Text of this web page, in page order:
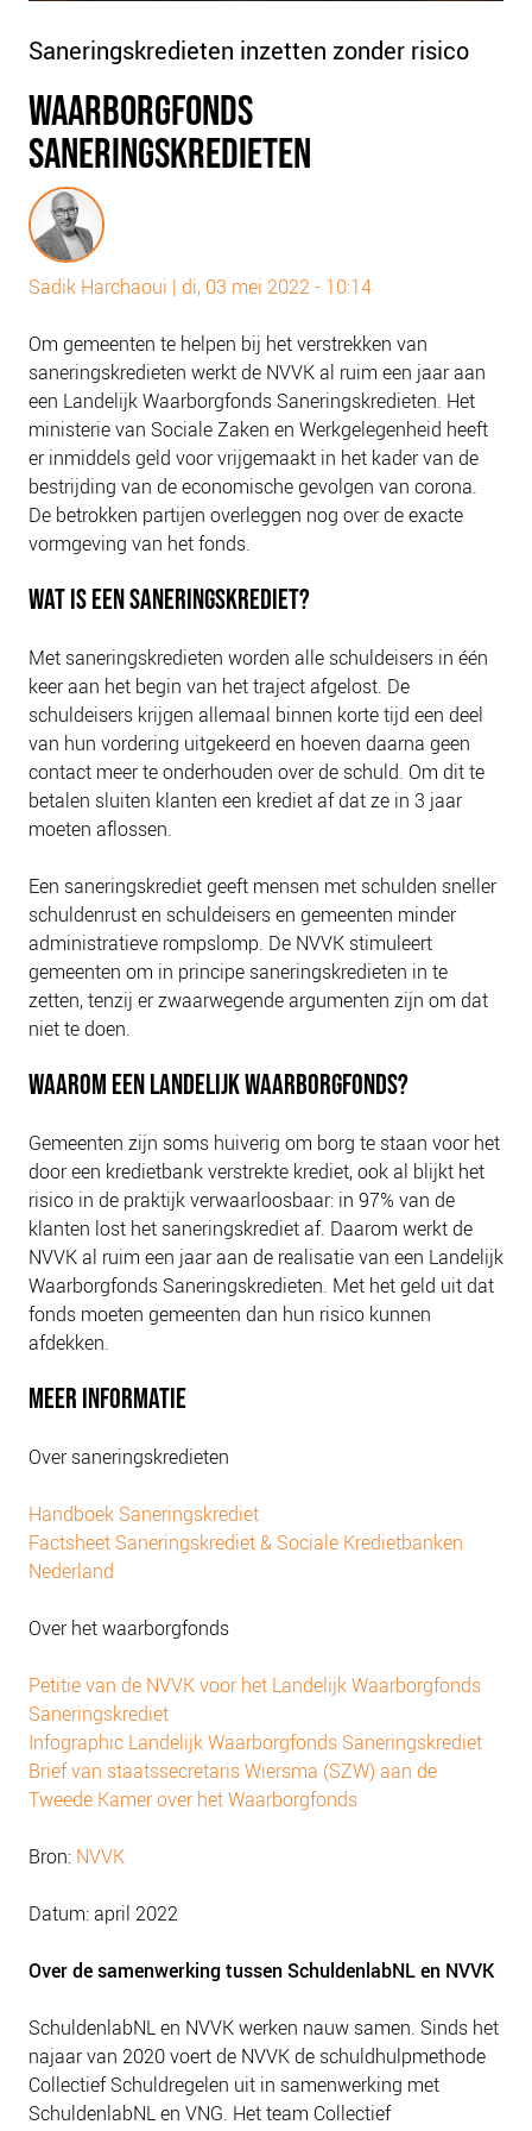
SOCIALDEBT
DOORBRAAKMETHODE
COLLECTIEF SCHULDREGELEN
DE VOORZIENINGENWIJZER
NEDERLANDSE SCHULDHULPROUTE (NSR)
OVER ONS
VISIE EN MISSIE
HET TEAM
ONZE PARTNERS
VACATURES
IN DE MEDIA
OVER NCFG
NIEUWS
BLOGS
Saneringskredieten inzetten zonder risico
WAARBORGFONDS
SANERINGSKREDIETEN
Sadik Harchaoui | di, 03 mei 2022 - 10:14
Om gemeenten te helpen bij het verstrekken van
saneringskredieten werkt de NVVK al ruim een jaar aan
een Landelijk Waarborgfonds Saneringskredieten. Het
ministerie van Sociale Zaken en Werkgelegenheid heeft
er inmiddels geld voor vrijgemaakt in het kader van de
bestrijding van de economische gevolgen van corona.
De betrokken partijen overleggen nog over de exacte
vormgeving van het fonds.
WAT IS EEN SANERINGSKREDIET?
Met saneringskredieten worden alle schuldeisers in één
keer aan het begin van het traject afgelost. De
schuldeisers krijgen allemaal binnen korte tijd een deel
van hun vordering uitgekeerd en hoeven daarna geen
contact meer te onderhouden over de schuld. Om dit te
betalen sluiten klanten een krediet af dat ze in 3 jaar
moeten aflossen.
Een saneringskrediet geeft mensen met schulden sneller
schuldenrust en schuldeisers en gemeenten minder
administratieve rompslomp. De NVVK stimuleert
gemeenten om in principe saneringskredieten in te
zetten, tenzij er zwaarwegende argumenten zijn om dat
niet te doen.
WAAROM EEN LANDELIJK WAARBORGFONDS?
Gemeenten zijn soms huiverig om borg te staan voor het
door een kredietbank verstrekte krediet, ook al blijkt het
risico in de praktijk verwaarloosbaar: in 97% van de
klanten lost het saneringskrediet af. Daarom werkt de
NVVK al ruim een jaar aan de realisatie van een Landelijk
Waarborgfonds Saneringskredieten. Met het geld uit dat
fonds moeten gemeenten dan hun risico kunnen
afdekken.
MEER INFORMATIE
Over saneringskredieten
Handboek Saneringskrediet
Factsheet Saneringskrediet & Sociale Kredietbanken
Nederland
Over het waarborgfonds
Petitie van de NVVK voor het Landelijk Waarborgfonds
Saneringskrediet
Infographic Landelijk Waarborgfonds Saneringskrediet
Brief van staatssecretaris Wiersma (SZW) aan de
Tweede Kamer over het Waarborgfonds
Bron: NVVK
Datum: april 2022
Over de samenwerking tussen SchuldenlabNL en NVVK
SchuldenlabNL en NVVK werken nauw samen. Sinds het
najaar van 2020 voert de NVVK de schuldhulpmethode
Collectief Schuldregelen uit in samenwerking met
SchuldenlabNL en VNG. Het team Collectief